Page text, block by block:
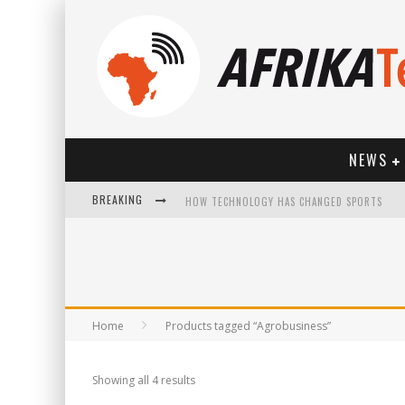
NEWS
BREAKING HOW TECHNOLOGY HAS CHANGED SPORTS
Home Products tagged “Agrobusiness”
Showing all 4 results